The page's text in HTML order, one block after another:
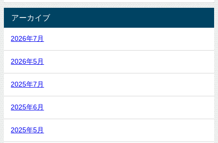
アーカイブ
2026年7月
2026年5月
2025年7月
2025年6月
2025年5月